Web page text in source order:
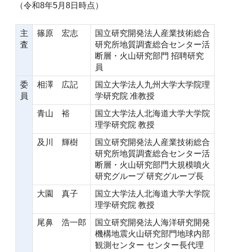
（令和8年5月8日時点）
主
査
篠原 宏志
国立研究開発法人産業技術総合
研究所地質調査総合センター活
断層・火山研究部門 招聘研究
員
委
員
相澤 広記
国立大学法人九州大学大学院理
学研究院 准教授
青山 裕
国立大学法人北海道大学大学院
理学研究院 教授
及川 輝樹
国立研究開発法人産業技術総合
研究所地質調査総合センター活
断層・火山研究部門大規模噴火
研究グループ 研究グループ長
大園 真子
国立大学法人北海道大学大学院
理学研究院 教授
尾鼻 浩一郎
国立研究開発法人海洋研究開発
機構地震火山研究部門地球内部
観測センター センター長代理